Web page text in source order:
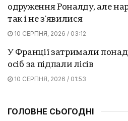
одруження Роналду, але
так і не з'явилися
10 СЕРПНЯ, 2026 / 03:12
У Франції затримали
осіб за підпали лісів
10 СЕРПНЯ, 2026 / 01:53
ГОЛОВНЕ СЬОГОДНІ